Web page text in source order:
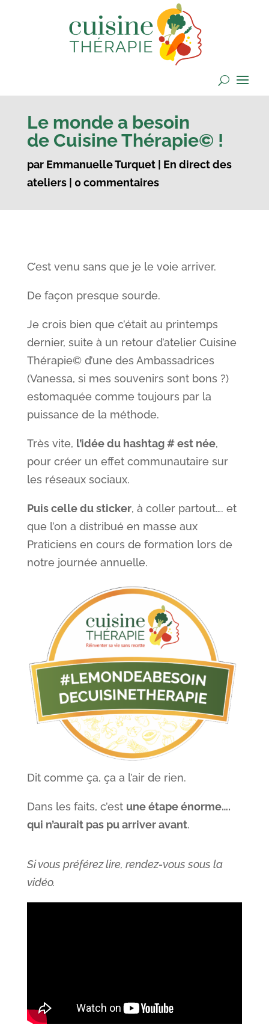
Le monde a besoin
de Cuisine Thérapie© !
par Emmanuelle Turquet| En direct des
ateliers| 0 commentaires
C’est venu sans que je le voie arriver.
De façon presque sourde.
Je crois bien que c’était au printemps
dernier, suite à un retour d’atelier Cuisine
Thérapie© d’une des Ambassadrices
(Vanessa, si mes souvenirs sont bons ?)
estomaquée comme toujours par la
puissance de la méthode.
Très vite, l’idée du hashtag # est née,
pour créer un effet communautaire sur
les réseaux sociaux.
Puis celle du sticker, à coller partout…. et
que l’on a distribué en masse aux
Praticiens en cours de formation lors de
notre journée annuelle.
Dit comme ça, ça a l’air de rien.
Dans les faits, c’est une étape énorme….
qui n’aurait pas pu arriver avant.
Si vous préférez lire, rendez-vous sous la
vidéo.